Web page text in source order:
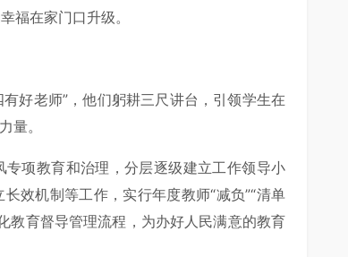
福在家门口升级。
好老师”，他们躬耕三尺讲台，引领学生在
量。
项教育和治理，分层逐级建立工作领导小
效机制等工作，实行年度教师“减负”“清单
教育督导管理流程，为办好人民满意的教育